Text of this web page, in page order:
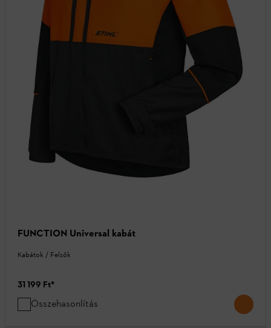
FUNCTION Universal kabát
Kabátok / Felsők
31 199 Ft*
Összehasonlítás